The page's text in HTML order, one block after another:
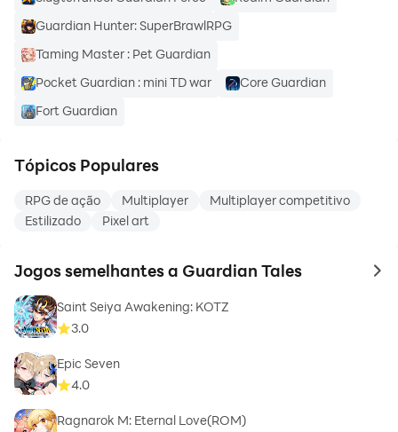
Guardian Hunter: SuperBrawlRPG
Taming Master : Pet Guardian
Pocket Guardian : mini TD war
Core Guardian
Fort Guardian
Tópicos Populares
RPG de ação Multiplayer
Multiplayer competitivo
Estilizado
Pixel art
Jogos semelhantes a Guardian Tales to
Saint Seiya Awakening: KOTZ
3.0
Epic Seven
4.0
Ragnarok M: Eternal Love(ROM)